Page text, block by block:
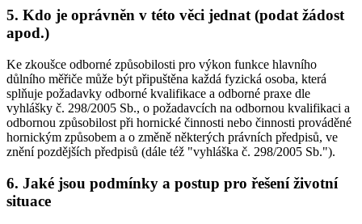
5. Kdo je oprávněn v této věci jednat (podat žádost
apod.)
Ke zkoušce odborné způsobilosti pro výkon funkce hlavního
důlního měřiče může být připuštěna každá fyzická osoba, která
splňuje požadavky odborné kvalifikace a odborné praxe dle
vyhlášky č. 298/2005 Sb., o požadavcích na odbornou kvalifikaci a
odbornou způsobilost při hornické činnosti nebo činnosti prováděné
hornickým způsobem a o změně některých právních předpisů, ve
znění pozdějších předpisů (dále též "vyhláška č. 298/2005 Sb.").
6. Jaké jsou podmínky a postup pro řešení životní
situace